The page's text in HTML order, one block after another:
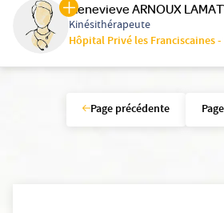
Genevieve ARNOUX
Kinésithérapeute
Hôpital Privé les Franciscaines
Page précédente